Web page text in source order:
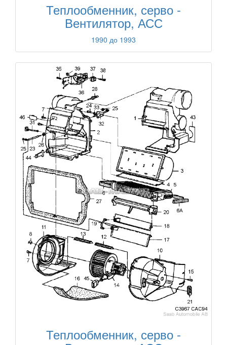
Теплообменник, серво -
Вентилятор, АСС
1990 до 1993
Теплообменник, серво -